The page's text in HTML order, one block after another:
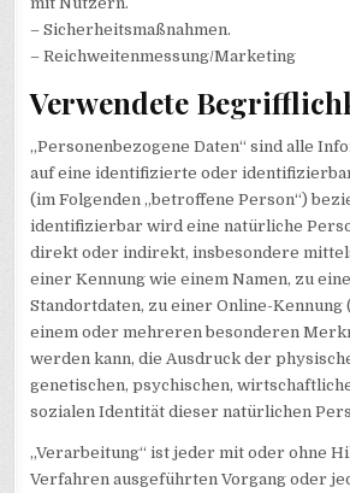
– Sicherheitsmaßnahmen.
– Reichweitenmessung/Marketing
Verwendete
„Personenbezogene Daten“ sind alle
auf eine identifizierte oder
(im Folgenden „betroffene Person“)
identifizierbar wird eine natürliche
direkt oder indirekt, insbesondere
einer Kennung wie einem Namen, zu
Standortdaten, zu einer Online-Kennung
einem oder mehreren besonderen
werden kann, die Ausdruck der
genetischen, psychischen,
sozialen Identität dieser natürlichen
„Verarbeitung“ ist jeder mit oder ohne
Verfahren ausgeführten Vorgang oder